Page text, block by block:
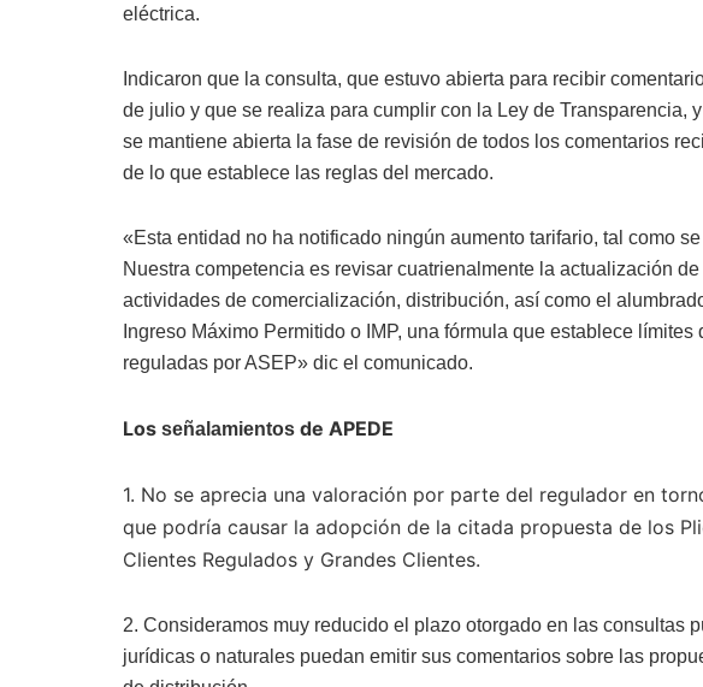
eléctrica.
Indicaron que la consulta, que estuvo abierta para recibir
de julio y que se realiza para cumplir con la Ley de Transparencia,
se mantiene abierta la fase de revisión de todos los comentarios
de lo que establece las reglas del mercado.
«Esta entidad no ha notificado ningún aumento tarifario, tal como
Nuestra competencia es revisar cuatrienalmente la actualización
actividades de comercialización, distribución, así como el
Ingreso Máximo Permitido o IMP, una fórmula que establece
reguladas por ASEP» dic el comunicado.
Los señalamientos de APEDE
1. No se aprecia una valoración por parte del regulador en
que podría causar la adopción de la citada propuesta de los
Clientes Regulados y Grandes Clientes.
2. Consideramos muy reducido el plazo otorgado en las consultas
jurídicas o naturales puedan emitir sus comentarios sobre las